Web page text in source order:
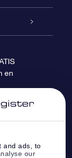
and ads, to
our
en